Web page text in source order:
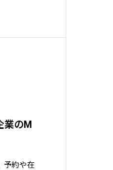
業のM
予約や在